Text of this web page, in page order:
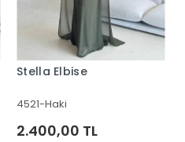
Stella Elbise
4521-Haki
2.400,00 TL